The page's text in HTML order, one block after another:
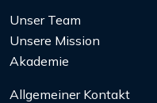
Unser Team
Unsere Mission
Akademie
Allgemeiner Kontakt